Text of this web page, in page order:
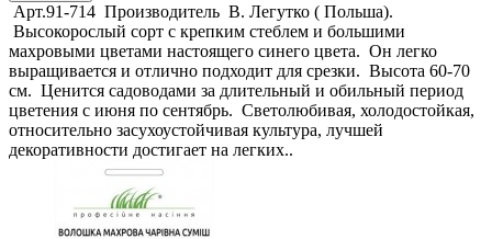
Арт.91-714 Производитель В. Легутко ( Польша).
Высокорослый сорт с крепким стеблем и большими
махровыми цветами настоящего синего цвета. Он легко
выращивается и отлично подходит для срезки. Высота 60-70
см. Ценится садоводами за длительный и обильный период
цветения с июня по сентябрь. Светолюбивая, холодостойкая,
относительно засухоустойчивая культура, лучшей
декоративности достигает на легких..